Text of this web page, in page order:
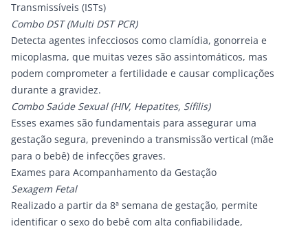
Transmissíveis (ISTs)
Combo DST (Multi DST PCR)
Detecta agentes infecciosos como clamídia, gonorreia e
micoplasma, que muitas vezes são assintomáticos, mas
podem comprometer a fertilidade e causar complicações
durante a gravidez.
Combo Saúde Sexual (HIV, Hepatites, Sífilis)
Esses exames são fundamentais para assegurar uma
gestação segura, prevenindo a transmissão vertical (mãe
para o bebê) de infecções graves.
Exames para Acompanhamento da Gestação
Sexagem Fetal
Realizado a partir da 8ª semana de gestação, permite
identificar o sexo do bebê com alta confiabilidade,